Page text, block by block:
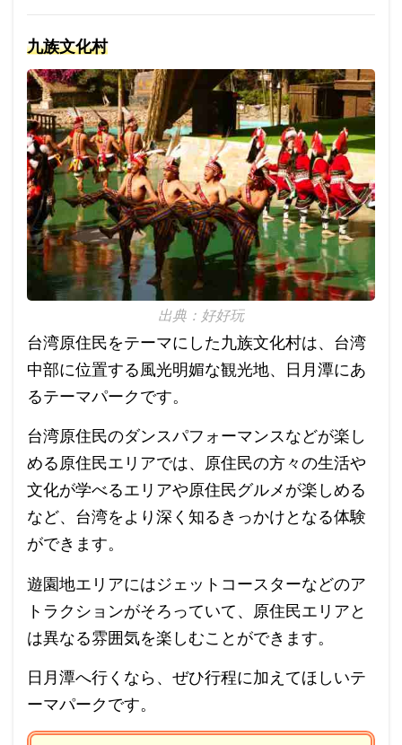
九族文化村
出典：好好玩
台湾原住民をテーマにした九族文化村は、台湾
中部に位置する風光明媚な観光地、日月潭にあ
るテーマパークです。
台湾原住民のダンスパフォーマンスなどが楽し
める原住民エリアでは、原住民の方々の生活や
文化が学べるエリアや原住民グルメが楽しめる
など、台湾をより深く知るきっかけとなる体験
ができます。
遊園地エリアにはジェットコースターなどのア
トラクションがそろっていて、原住民エリアと
は異なる雰囲気を楽しむことができます。
日月潭へ行くなら、ぜひ行程に加えてほしいテ
ーマパークです。